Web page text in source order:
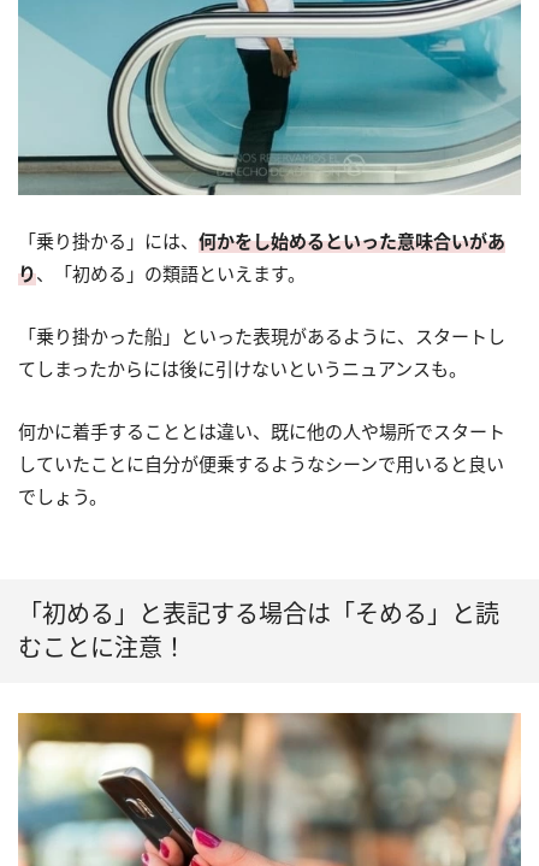
「乗り掛かる」には、 何かをし始めるといった意味合いがあ
り、「初める」の類語といえます。
「乗り掛かった船」といった表現があるように、スタートし
てしまったからには後に引けないというニュアンスも。
何かに着手することとは違い、既に他の人や場所でスタート
していたことに自分が便乗するようなシーンで用いると良い
でしょう。
「初める」と表記する場合は「そめる」と読
むことに注意！